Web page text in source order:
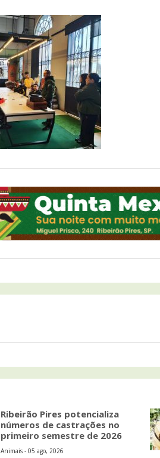
Ribeirão Pires potencializa
números de castrações no
primeiro semestre de 2026
Animais - 05 ago, 2026